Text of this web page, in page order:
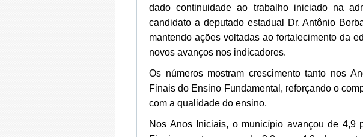
dado continuidade ao trabalho iniciado na
candidato a deputado estadual Dr. Antônio
mantendo ações voltadas ao fortalecimento da
novos avanços nos indicadores.
Os números mostram crescimento tanto nos
Finais do Ensino Fundamental, reforçando o
com a qualidade do ensino.
Nos Anos Iniciais, o município avançou de 4,9